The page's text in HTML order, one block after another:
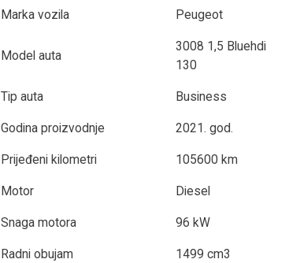
Marka vozila Peugeot
Model auta
3008 1,5 Bluehdi
130
Tip auta Business
Godina proizvodnje 2021. god.
Prijeđeni kilometri 105600 km
Motor Diesel
Snaga motora 96 kW
Radni obujam 1499 cm3